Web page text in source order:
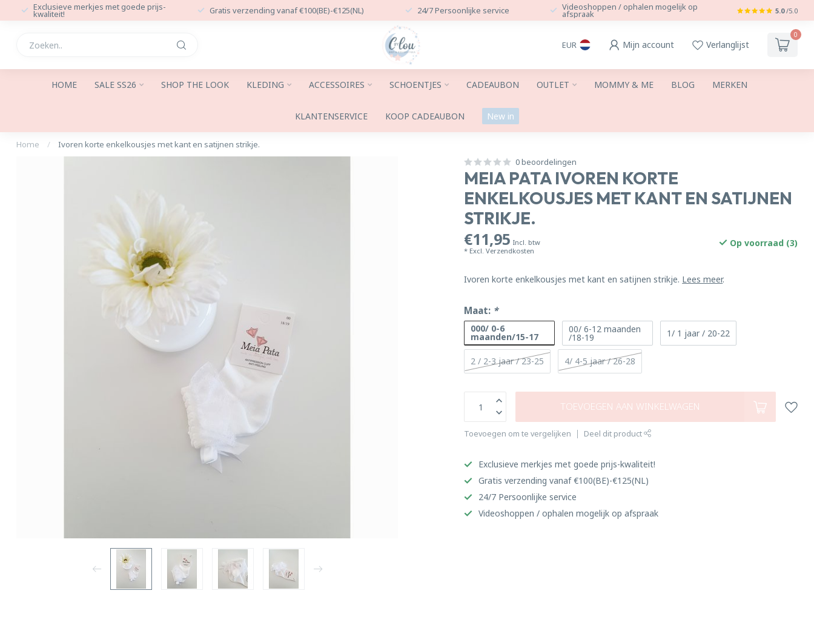
Exclusieve merkjes met goede prijs-
kwaliteit! Gratis verzending vanaf €100(BE)-€125(NL) 24/7 Persoonlijke service Videoshoppen / ophalen mogelijk op
afspraak 5.0 /5.0
EUR Mijn account Verlanglijst
0
HOME SALE SS26 SHOP THE LOOK KLEDING ACCESSOIRES SCHOENTJES CADEAUBON OUTLET MOMMY & ME BLOG MERKEN
KLANTENSERVICE KOOP CADEAUBON New in
Home / Ivoren korte enkelkousjes met kant en satijnen strikje.
0 beoordelingen
MEIA PATA IVOREN KORTE
ENKELKOUSJES MET KANT EN SATIJNEN
STRIKJE.
€11,95 Incl. btw
* Excl.Verzendkosten
Op voorraad (3)
Ivoren korte enkelkousjes met kant en satijnen strikje. Lees meer.
Maat: *
000/ 0-6
maanden/15-17
00/ 6-12 maanden
/18-19 1/ 1 jaar / 20-22
2 / 2-3 jaar / 23-25 4/ 4-5 jaar / 26-28
TOEVOEGEN AAN WINKELWAGEN
Toevoegen om te vergelijken Deel dit product
Exclusieve merkjes met goede prijs-kwaliteit!
Gratis verzending vanaf €100(BE)-€125(NL)
24/7 Persoonlijke service
Videoshoppen / ophalen mogelijk op afspraak